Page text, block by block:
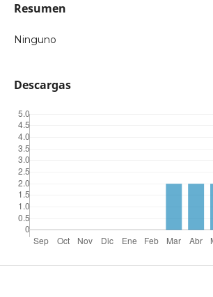
Resumen
Ninguno
Descargas